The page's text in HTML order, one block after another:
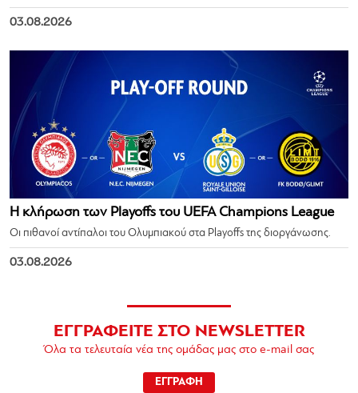
03.08.2026
Η κλήρωση των Playoffs του UEFA Champions League
Οι πιθανοί αντίπαλοι του Ολυμπιακού στα Playoffs της διοργάνωσης.
03.08.2026
ΕΓΓΡΑΦΕΙΤΕ ΣΤΟ NEWSLETTER
Όλα τα τελευταία νέα της ομάδας μας στο e-mail σας
ΕΓΓΡΑΦΗ